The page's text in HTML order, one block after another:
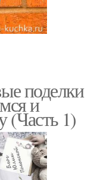
поделки
и
(Часть 1)